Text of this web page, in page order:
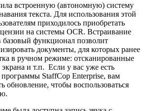
встроенную (автономную) систему
текста. Для использования этой
приходилось приобретать
на системы ОCR. Встраивание
базовый функционал позволит
документы, для которых ранее
в ручном режиме: отсканированные
и т.п. Если у вас уже есть
StaffCop Enterprise, вам
обновление, чтобы воспользоваться